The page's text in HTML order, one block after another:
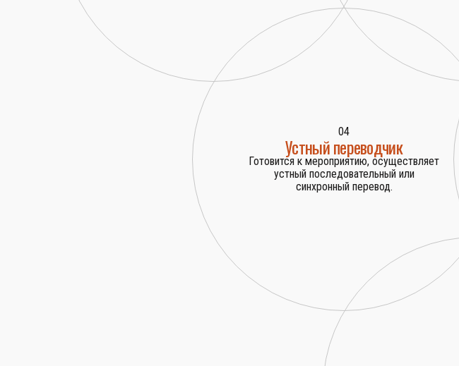
04
Устный переводчик
Готовится к мероприятию, осуществляет
устный последовательный или
синхронный перевод.